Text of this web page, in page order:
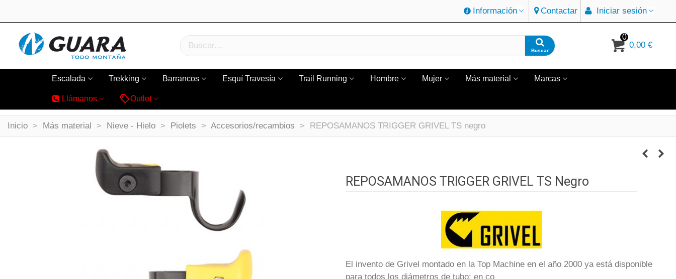
Información Contactar Iniciar sesión
Buscar
0
0,00 €
Escalada Trekking Barrancos Esquí Travesía Trail Running Hombre Mujer Más material Marcas
Llámanos Outlet
Inicio > Más material > Nieve - Hielo > Piolets > Accesorios/recambios > REPOSAMANOS TRIGGER GRIVEL TS negro
REPOSAMANOS TRIGGER GRIVEL TS Negro
El invento de Grivel montado en la Top Machine en el año 2000 ya está disponible
para todos los diámetros de tubo: en co